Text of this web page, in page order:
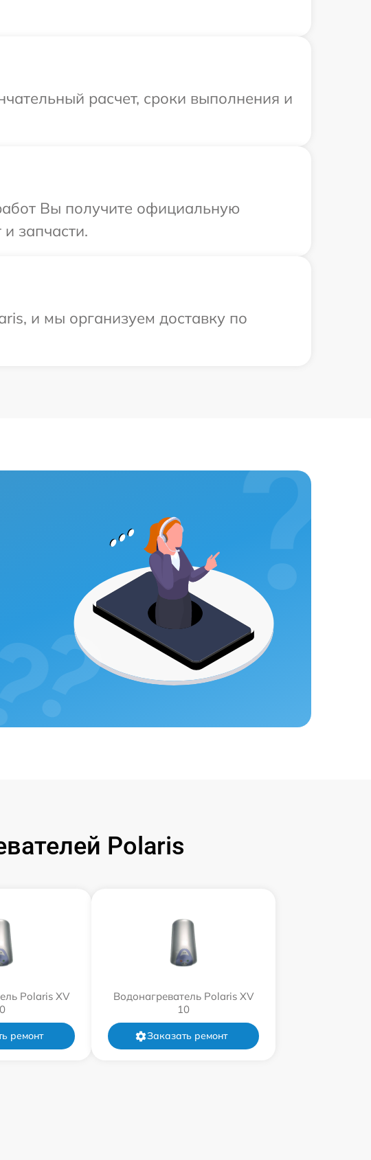
расчет, сроки выполнения и
Вы получите официальную
запчасти.
и мы организуем доставку по
Polaris
Polaris XV
ремонт
Водонагреватель Polaris XV
10
Заказать ремонт